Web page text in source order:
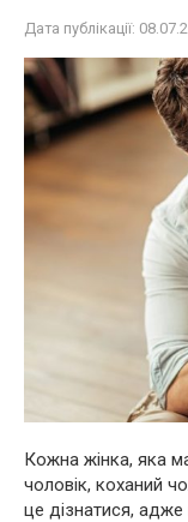
Дата публікації:
Кожна жінка, яка
чоловік, коханий
це дізнатися,